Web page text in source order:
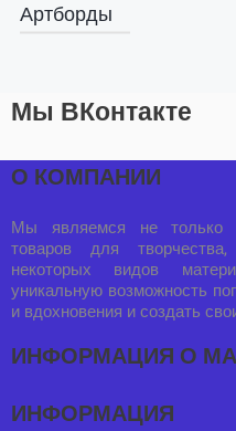
Артборды
Мы ВКонтакте
О КОМПАНИИ
Мы являемся не только
товаров для
некоторых видов
уникальную возможность
и вдохновения и создать
ИНФОРМАЦИЯ О
ИНФОРМАЦИЯ